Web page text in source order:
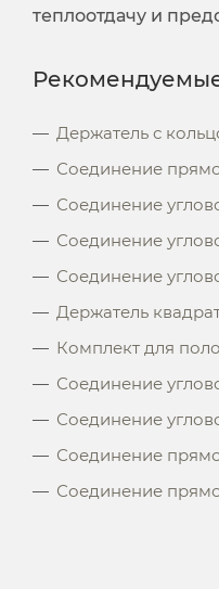
теплоотдачу и
Держатель с
Соединение
Соединение
Соединение
Соединение
Держатель
Комплект для
Соединение
Соединение
Соединение
Соединение